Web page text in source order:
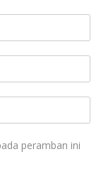
peramban ini